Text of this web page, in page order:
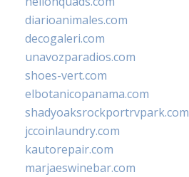
diarioanimales.com
decogaleri.com
unavozparadios.com
shoes-vert.com
elbotanicopanama.com
shadyoaksrockportrvpark.com
jccoinlaundry.com
kautorepair.com
marjaeswinebar.com